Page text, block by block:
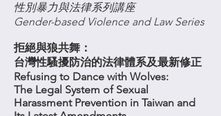
性別暴力與法律系列講座
Gender-based Violence and Law Series
拒絕與狼共舞：
台灣性騷擾防治的法律體系及最新修正
Refusing to Dance with Wolves:
The Legal System of Sexual
Harassment Prevention in Taiwan and